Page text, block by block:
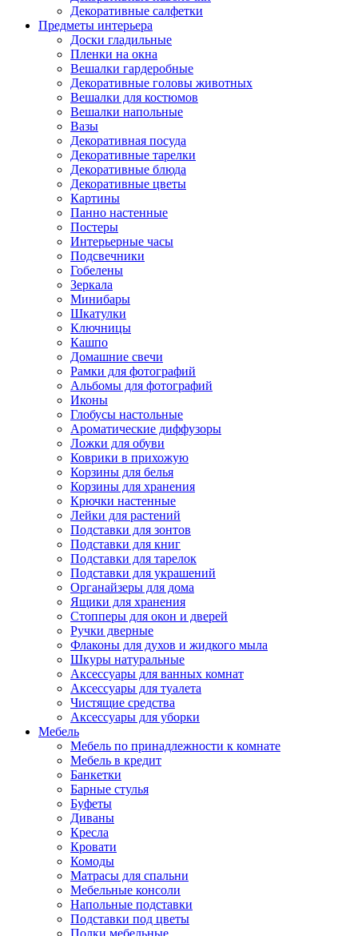
Декоративные салфетки
Предметы интерьера
Доски гладильные
Пленки на окна
Вешалки гардеробные
Декоративные головы животных
Вешалки для костюмов
Вешалки напольные
Вазы
Декоративная посуда
Декоративные тарелки
Декоративные блюда
Декоративные цветы
Картины
Панно настенные
Постеры
Интерьерные часы
Подсвечники
Гобелены
Зеркала
Минибары
Шкатулки
Ключницы
Кашпо
Домашние свечи
Рамки для фотографий
Альбомы для фотографий
Иконы
Глобусы настольные
Ароматические диффузоры
Ложки для обуви
Коврики в прихожую
Корзины для белья
Корзины для хранения
Крючки настенные
Лейки для растений
Подставки для зонтов
Подставки для книг
Подставки для тарелок
Подставки для украшений
Органайзеры для дома
Ящики для хранения
Стопперы для окон и дверей
Ручки дверные
Флаконы для духов и жидкого мыла
Шкуры натуральные
Аксессуары для ванных комнат
Аксессуары для туалета
Чистящие средства
Аксессуары для уборки
Мебель
Мебель по принадлежности к комнате
Мебель в кредит
Банкетки
Барные стулья
Буфеты
Диваны
Кресла
Кровати
Комоды
Матрасы для спальни
Мебельные консоли
Напольные подставки
Подставки под цветы
Полки мебельные